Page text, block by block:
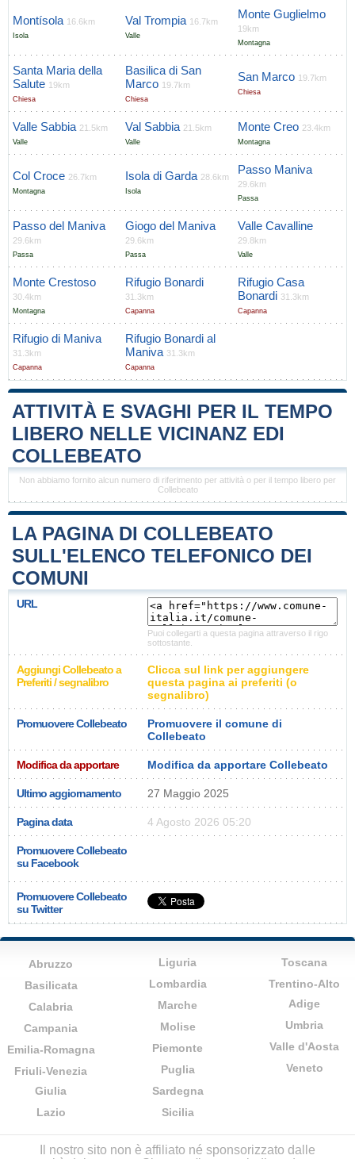
Montísola 16.6km
Isola
Val Trompia 16.7km
Valle
Monte Guglielmo
19km
Montagna
Santa Maria della
Salute 19km
Chiesa
Basilica di San
Marco 19.7km
Chiesa
San Marco 19.7km
Chiesa
Valle Sabbia 21.5km
Valle
Val Sabbia 21.5km
Valle
Monte Creo 23.4km
Montagna
Col Croce 26.7km
Montagna
Isola di Garda 28.6km
Isola
Passo Maniva
29.6km
Passa
Passo del Maniva
29.6km
Passa
Giogo del Maniva
29.6km
Passa
Valle Cavalline
29.8km
Valle
Monte Crestoso
30.4km
Montagna
Rifugio Bonardi
31.3km
Capanna
Rifugio Casa
Bonardi 31.3km
Capanna
Rifugio di Maniva
31.3km
Capanna
Rifugio Bonardi al
Maniva 31.3km
Capanna
ATTIVITÀ E SVAGHI PER IL TEMPO
LIBERO NELLE VICINANZ EDI
COLLEBEATO
Non abbiamo fornito alcun numero di riferimento per attività o per il tempo libero per
Collebeato
LA PAGINA DI COLLEBEATO
SULL'ELENCO TELEFONICO DEI
COMUNI
URL
Puoi collegarti a questa pagina attraverso il rigo
sottostante.
Aggiungi Collebeato a
Preferiti / segnalibro
Clicca sul link per aggiungere
questa pagina ai preferiti (o
segnalibro)
Promuovere Collebeato
Promuovere il comune di
Collebeato
Modifica da apportare Modifica da apportare Collebeato
Ultimo aggiornamento 27 Maggio 2025
Pagina data 4 Agosto 2026 05:20
Promuovere Collebeato
su Facebook
Promuovere Collebeato
su Twitter
Abruzzo
Basilicata
Calabria
Campania
Emilia-Romagna
Friuli-Venezia
Giulia
Lazio
Liguria
Lombardia
Marche
Molise
Piemonte
Puglia
Sardegna
Sicilia
Toscana
Trentino-Alto
Adige
Umbria
Valle d'Aosta
Veneto
Il nostro sito non è affiliato né sponsorizzato dalle